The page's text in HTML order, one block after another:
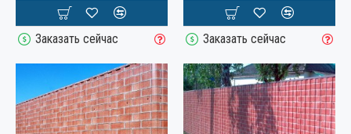
Заказать сейчас Заказать сейчас